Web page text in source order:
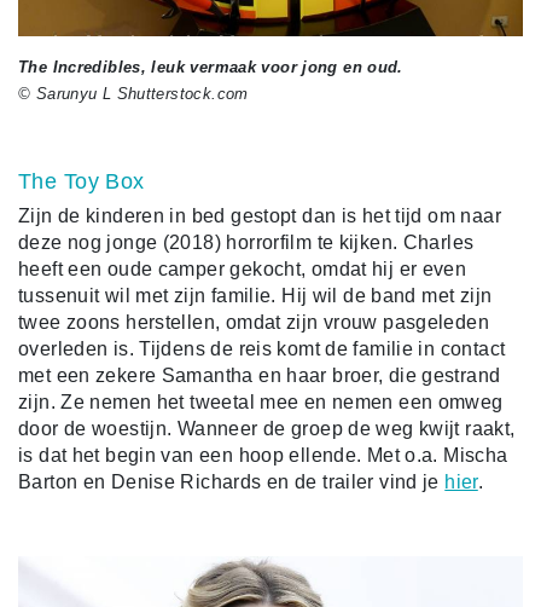
The Incredibles, leuk vermaak voor jong en oud.
© Sarunyu L Shutterstock.com
The Toy Box
Zijn de kinderen in bed gestopt dan is het tijd om naar
deze nog jonge (2018) horrorfilm te kijken. Charles
heeft een oude camper gekocht, omdat hij er even
tussenuit wil met zijn familie. Hij wil de band met zijn
twee zoons herstellen, omdat zijn vrouw pasgeleden
overleden is. Tijdens de reis komt de familie in contact
met een zekere Samantha en haar broer, die gestrand
zijn. Ze nemen het tweetal mee en nemen een omweg
door de woestijn. Wanneer de groep de weg kwijt raakt,
is dat het begin van een hoop ellende. Met o.a. Mischa
Barton en Denise Richards en de trailervind je hier.